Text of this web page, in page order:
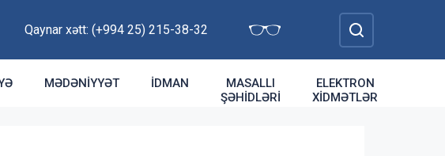
Qaynar xətt: (+994 25) 215-38-32
MƏDƏNIYYƏT İDMAN
MASALLI
ŞƏHIDLƏRI
ELEKTRON
XIDMƏTLƏR